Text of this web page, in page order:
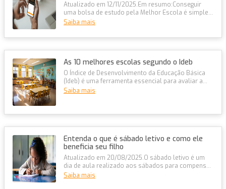
Atualizado em 12/11/2025.Em resumo:Conseguir
uma bolsa de estudo pela Melhor Escola é simples
e 100% online, com descontos de...
Saiba mais
As 10 melhores escolas segundo o Ideb
O Índice de Desenvolvimento da Educação Básica
(Ideb) é uma ferramenta essencial para avaliar a
qualidade do ensino nas escol...
Saiba mais
Entenda o que é sábado letivo e como ele
beneficia seu filho
Atualizado em 20/08/2025.O sábado letivo é um
dia de aula realizado aos sábados para compensar
atividades escolares perdidas...
Saiba mais